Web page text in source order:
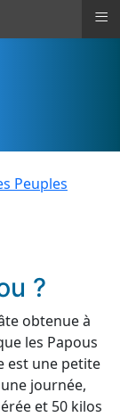
Peuples
?
obtenue à
les Papous
est une petite
journée,
et 50 kilos
≡